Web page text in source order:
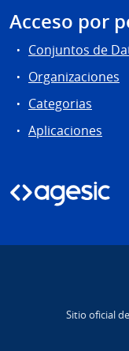
Acceso por
Conjuntos de
Organizaciones
Categorias
Aplicaciones
Sitio oficial